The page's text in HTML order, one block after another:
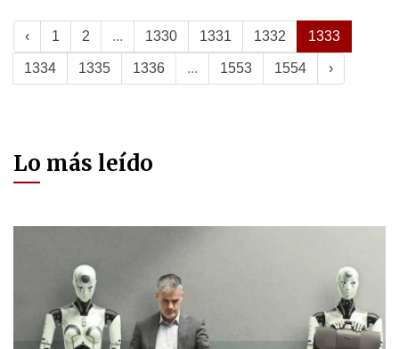
‹ 1 2 ... 1330 1331 1332 1333
1334 1335 1336 ... 1553 1554 ›
Lo más leído